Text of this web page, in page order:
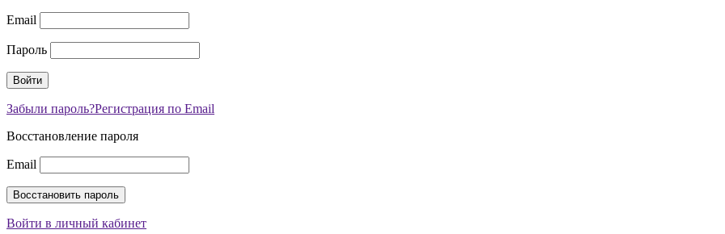
Email
Пароль
Забыли пароль?Регистрация по Email
Восстановление пароля
Email
Войти в личный кабинет